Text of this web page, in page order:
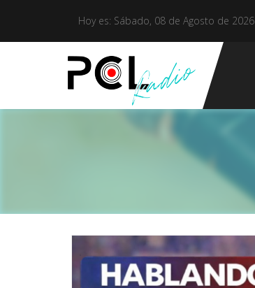
Hoy es: Sábado, 08 de Agosto de 2026